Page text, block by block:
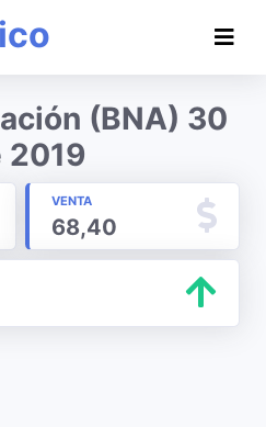
(BNA) 30
2019
VENTA
68,40